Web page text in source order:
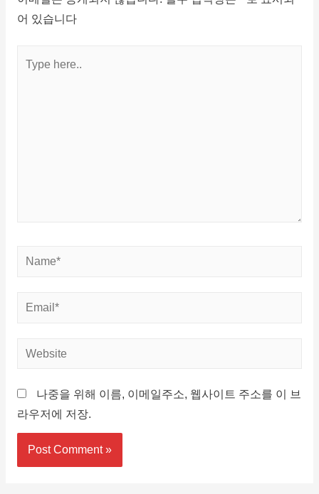
어 있습니다
나중을 위해 이름, 이메일주소, 웹사이트 주소를 이 브
라우저에 저장.